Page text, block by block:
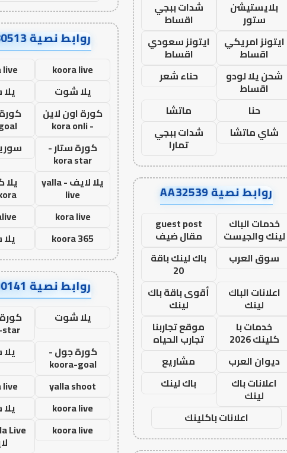
بلايستيشن
ستور
شدات ببجي
اقساط
ايتونز امريكي
اقساط
ايتونز سعودي
اقساط
شحن يلا لودو
اقساط
حناء شعر
حنا
ماتشا
شاي ماتشا
شدات ببجي
تمارا
روابط نصية AA32539
خدمات الباك
لينك والجيست
guest post
مقال ضيف
سوق العرب
باك لينك باقة
20
اعلانات الباك
لينك
أقوى باقة باك
لينك
خدمات با
كلينك 2026
موقع تجاربنا
تجارب الحياه
ديوان العرب
مشاريع
اعلانات باك
لينك
باك لينك
اعلانات باكلينك
روابط نصية AA80513
koora live
live
يلا شوت
كورة اون لاين
- kora onli
كورة ستار -
kora star
يلا لايف - yalla
live
kora live
koora 365
روابط نصية AA90141
يلا شوت
كورة جول -
koora-goal
yalla shoot
live
koora live
koora live